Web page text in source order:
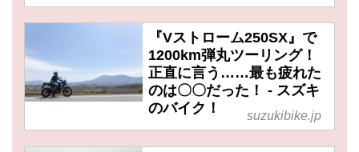
『Vストローム250SX』で
1200km弾丸ツーリング！
正直に言う……最も疲れた
のは〇〇だった！ - スズキ
のバイク！
suzukibike.jp